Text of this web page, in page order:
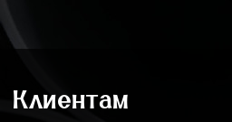
Клиентам